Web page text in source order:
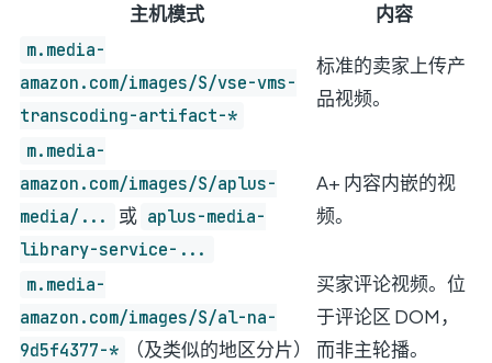
主机模式 内容
m.media-
amazon.com/images/S/vse-vms-
transcoding-artifact-*
标准的卖家上传产
品视频。
m.media-
amazon.com/images/S/aplus-
media/...
或 aplus-media-
library-service-...
A+ 内容内嵌的视
频。
m.media-
amazon.com/images/S/al-na-
9d5f4377-*
（及类似的地区分片）
买家评论视频。位
于评论区 DOM，
而非主轮播。